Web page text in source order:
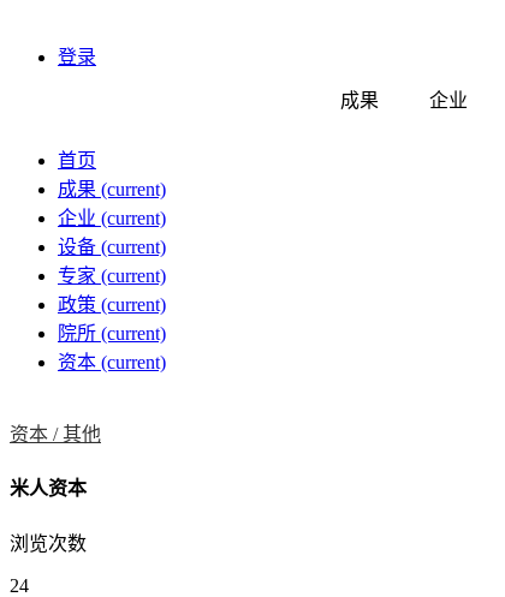
登录
成果 企业
首页
成果 (current)
企业 (current)
设备 (current)
专家 (current)
政策 (current)
院所 (current)
资本 (current)
资本 /其他
米人资本
浏览次数
24